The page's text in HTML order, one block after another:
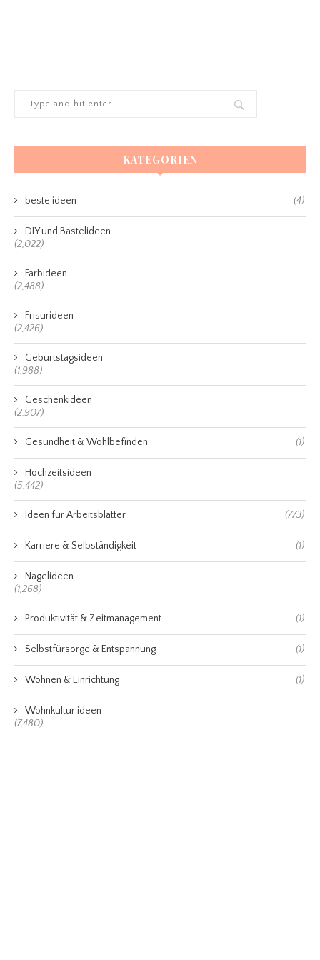
KATEGORIEN
beste ideen (4)
DIY und Bastelideen
(2,022)
Farbideen
(2,488)
Frisurideen
(2,426)
Geburtstagsideen
(1,988)
Geschenkideen
(2,907)
Gesundheit & Wohlbefinden (1)
Hochzeitsideen
(5,442)
Ideen für Arbeitsblätter (773)
Karriere & Selbständigkeit (1)
Nagelideen
(1,268)
Produktivität & Zeitmanagement (1)
Selbstfürsorge & Entspannung (1)
Wohnen & Einrichtung (1)
Wohnkultur ideen
(7,480)